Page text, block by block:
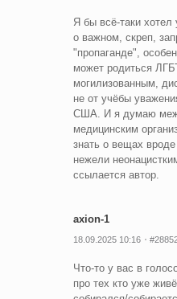
Я бы всё-таки хотел
о важном, скреп,
"пропаганде",
может родиться
могилизованным,
не от учёбы
США. И я думаю
медицинским
знать о вещах вроде
нежели
ссылается автор.
axion-1
18.09.2025 10:16
Что-то у вас в
про тех кто уже